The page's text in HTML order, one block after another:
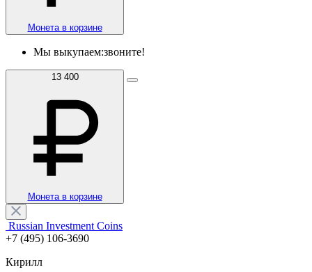
Монета в корзине
Мы выкупаем:звоните!
13 400
Монета в корзине
Russian Investment Coins
+7 (495) 106-3690
Кирилл